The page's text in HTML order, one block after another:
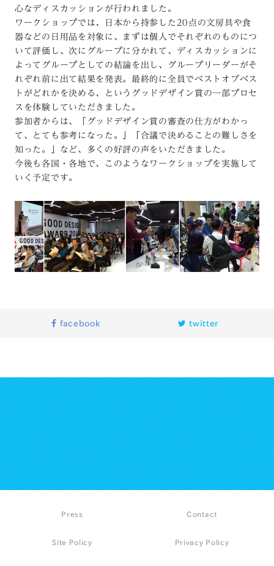
心なディスカッションが行われました。
ワークショップでは、日本から持参した20点の文房具や食
器などの日用品を対象に、まずは個人でそれぞれのものにつ
いて評価し、次にグループに分かれて、ディスカッションに
よってグループとしての結論を出し、グループリーダーがそ
れぞれ前に出て結果を発表。最終的に全員でベストオブベス
トがどれかを決める、というグッドデザイン賞の一部プロセ
スを体験していただきました。
参加者からは、「グッドデザイン賞の審査の仕方がわかっ
て、とても参考になった。」「合議で決めることの難しさを
知った。」など、多くの好評の声をいただきました。
今後も各国・各地で、このようなワークショップを実施して
いく予定です。
facebook twitter
Press Contact
Site Policy Privacy Policy